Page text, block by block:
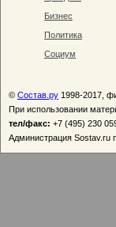
Бизнес
Политика
Социум
© Состав.ру 1998-2017,
При использовании
тел/факс: +7 (495) 230
Администрация Sostav.ru